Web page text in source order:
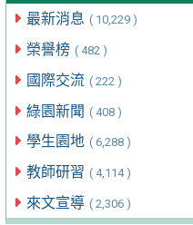
最新消息 ( 10,229 )
榮譽榜 ( 482 )
國際交流 ( 222 )
綠園新聞 ( 408 )
學生園地 ( 6,288 )
教師研習 ( 4,114 )
來文宣導 ( 2,306 )